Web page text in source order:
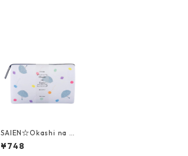
SAIEN☆Okashi na Ka
ishi☆懐紙☆雨ときど
きアメ（3534）スト
¥748